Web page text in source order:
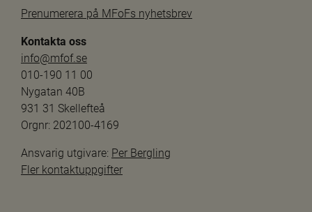
Prenumerera på MFoFs nyhetsbrev
Kontakta oss
info@mfof.se
010-190 11 00
Nygatan 40B
931 31 Skellefteå
Orgnr: 202100-4169
Ansvarig utgivare: Per Bergling
Fler kontaktuppgifter